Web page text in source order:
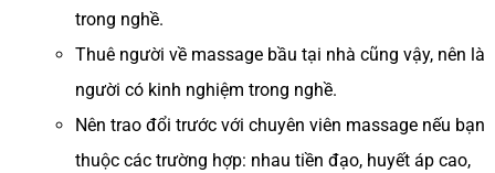
trong nghề.
Thuê người về massage bầu tại nhà cũng vậy, nên là
người có kinh nghiệm trong nghề.
Nên trao đổi trước với chuyên viên massage nếu bạn
thuộc các trường hợp: nhau tiền đạo, huyết áp cao,